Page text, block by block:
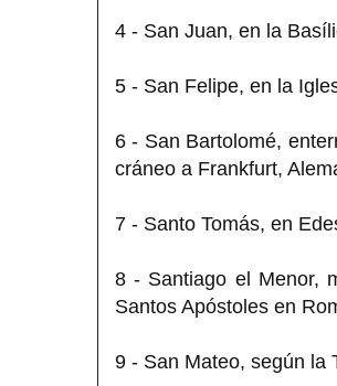
4 - San Juan, en la
5 - San Felipe, en la
6 - San Bartolomé,
cráneo a Frankfurt,
7 - Santo Tomás, en
8 - Santiago el Menor,
Santos Apóstoles en
9 - San Mateo, según la